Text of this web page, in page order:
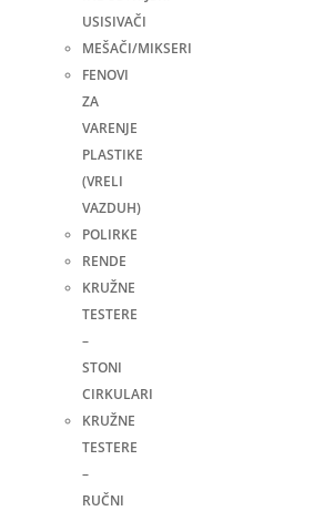
USISIVAČI
MEŠAČI/MIKSERI
FENOVI
ZA
VARENJE
PLASTIKE
(VRELI
VAZDUH)
POLIRKE
RENDE
KRUŽNE
TESTERE
–
STONI
CIRKULARI
KRUŽNE
TESTERE
–
RUČNI